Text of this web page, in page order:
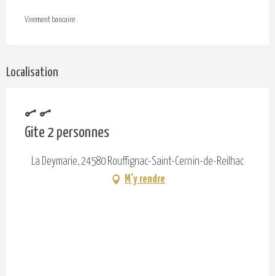
Virement bancaire
Localisation
Gite 2 personnes
La Deymarie, 24580 Rouffignac-Saint-Cernin-de-Reilhac
M'y rendre